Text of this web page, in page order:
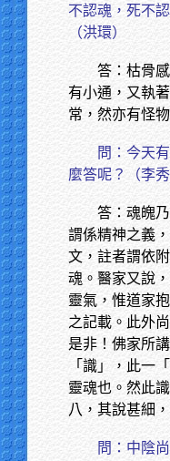
不認魂，死不
（洪環）
答：枯骨
有小通，又執
常，然亦有怪
問：今天
麼答呢？（李秀
答：魂魄
謂係精神之義
文，註者謂依
魂。醫家又說
靈氣，惟道家
之記載。此外
是非！佛家所
「識」，此一
靈魂也。然此
八，其說甚細
問：中陰